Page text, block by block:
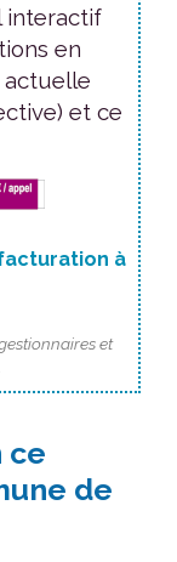
interactif
en
et ce
à
et
ce
de